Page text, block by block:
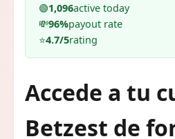
🟢1,096active today
💸96%payout rate
⭐4.7/5rating
Accede a tu
Betzest de